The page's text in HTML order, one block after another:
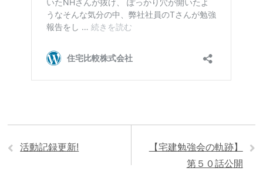
活動記録更新!
【宅建勉強会の軌跡】
第５０話公開